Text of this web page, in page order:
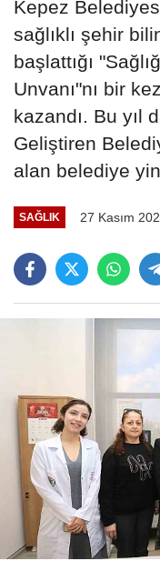
Kepez
sağlıklı şehir
başlattığı
Unvanı"nı bir
kazandı. Bu yıl
Geliştiren
alan belediye
SAĞLIK 27 Kasım